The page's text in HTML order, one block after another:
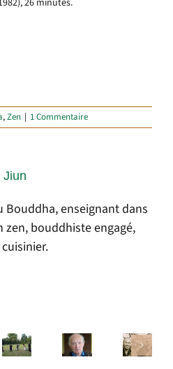
26 minutes.
,Zen | 1 Commentaire
Jiun
Bouddha, enseignant dans
zen, bouddhiste engagé,